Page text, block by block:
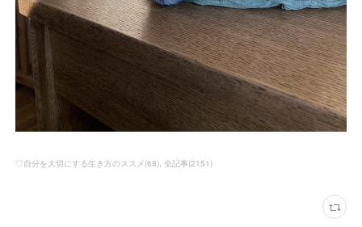
♡自分を大切にする生き方のススメ (68) 全記事(2151)